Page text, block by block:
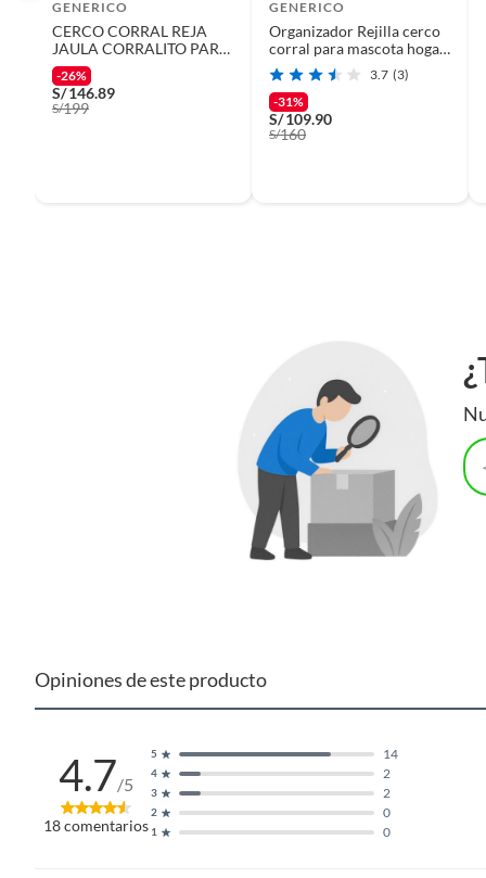
Tamaño de raza Todos
Tipo de mascota
35cm
GENERICO
CERCO CORRAL REJA
JAULA CORRALITO PARA
MASCOTA 60X60CM
6PZAS
-26%
S/146.89
S/199
GENERICO
Organizador Rejilla cerco
corral para mascota hogar
- blanco
3.7 (3)
-31%
S/109.90
S/160
Opiniones de este producto
4.7/5
18comentarios 1 0
2 0
3 2
4 2
5 14